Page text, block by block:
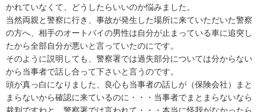
かれていなくて、どうしたらいいのか悩みました。
当然両親と警察に行き、事故が発生した場所に来ていただいた警察
の方へ、相手のオートバイの男性は自分が止まっている車に追突し
たから全部自分が悪いと言っていたのにです。
そのように説明しても、警察署では過失部分については分からない
から当事者で話し合って下さいと言うのです。
頭が真っ白になりました、良心も当事者の話しが（保険会社）まと
まらないから確認に来ているのに・・・当事者でまとまらないなら